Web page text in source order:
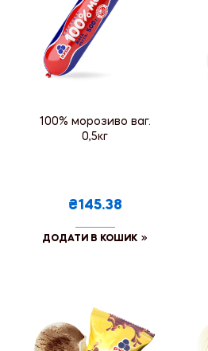
100% морозиво ваг.
0,5кг
₴145.38
ДОДАТИ В КОШИК